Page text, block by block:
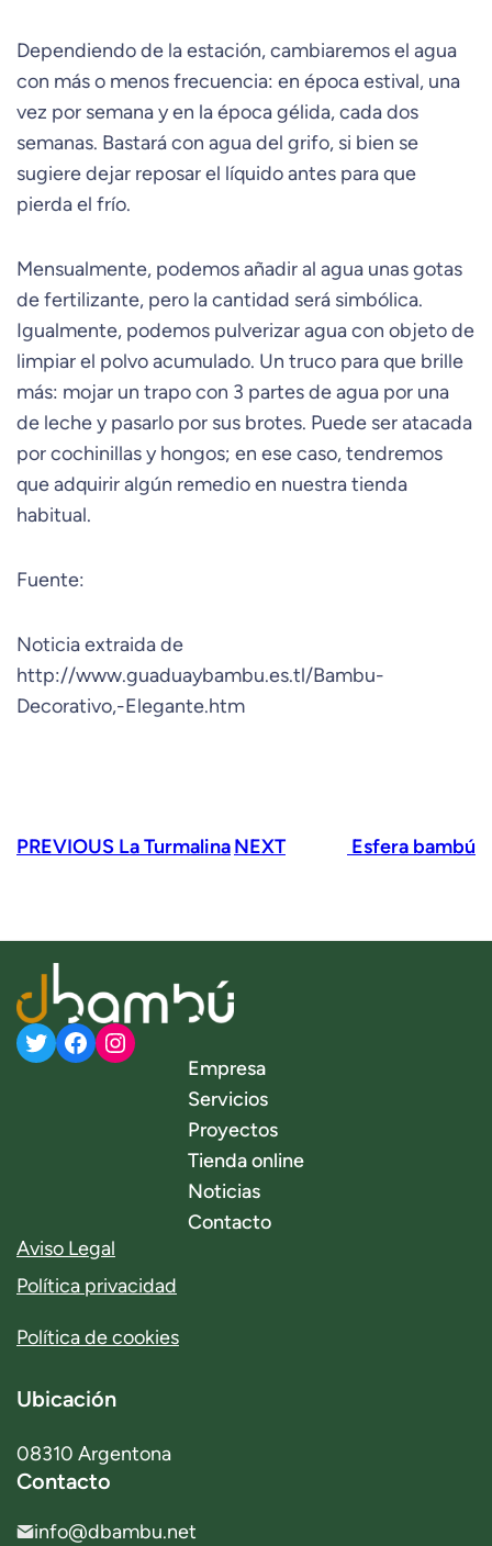
Dependiendo de la estación, cambiaremos el agua
con más o menos frecuencia: en época estival, una
vez por semana y en la época gélida, cada dos
semanas. Bastará con agua del grifo, si bien se
sugiere dejar reposar el líquido antes para que
pierda el frío.
Mensualmente, podemos añadir al agua unas gotas
de fertilizante, pero la cantidad será simbólica.
Igualmente, podemos pulverizar agua con objeto de
limpiar el polvo acumulado. Un truco para que brille
más: mojar un trapo con 3 partes de agua por una
de leche y pasarlo por sus brotes. Puede ser atacada
por cochinillas y hongos; en ese caso, tendremos
que adquirir algún remedio en nuestra tienda
habitual.
Fuente:
Noticia extraida de
http://www.guaduaybambu.es.tl/Bambu-
Decorativo,-Elegante.htm
PREVIOUS La TurmalinaNEXT Esfera bambú
Twitter Facebook Instagram
Empresa
Servicios
Proyectos
Tienda online
Noticias
Contacto
Aviso Legal
Política privacidad
Política de cookies
Ubicación
08310 Argentona
Contacto
info@dbambu.net